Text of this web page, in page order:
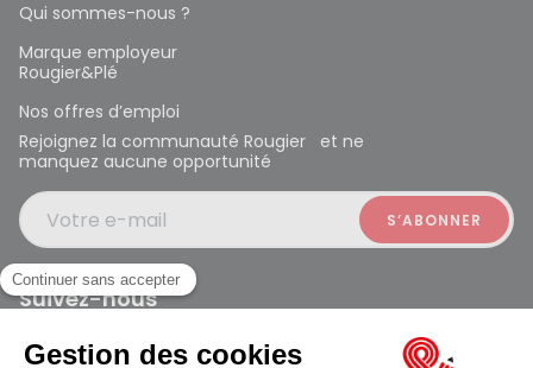
Qui sommes-nous ?
Marque employeur
Rougier&Plé
Nos offres d’emploi
Rejoignez la communauté Rougier et ne
manquez aucune opportunité
Votre e-mail
Suivez-nous